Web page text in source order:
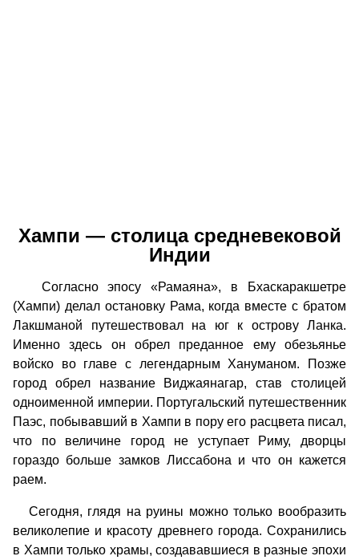
Хампи — столица средневековой
Индии
Согласно эпосу «Рамаяна», в Бхаскаракшетре
(Хампи) делал остановку Рама, когда вместе с братом
Лакшманой путешествовал на юг к острову Ланка.
Именно здесь он обрел преданное ему обезьянье
войско во главе с легендарным Хануманом. Позже
город обрел название Виджаянагар, став столицей
одноименной империи. Португальский путешественник
Паэс, побывавший в Хампи в пору его расцвета писал,
что по величине город не уступает Риму, дворцы
гораздо больше замков Лиссабона и что он кажется
раем.
Сегодня, глядя на руины можно только вообразить
великолепие и красоту древнего города. Сохранились
в Хампи только храмы, создававшиеся в разные эпохи